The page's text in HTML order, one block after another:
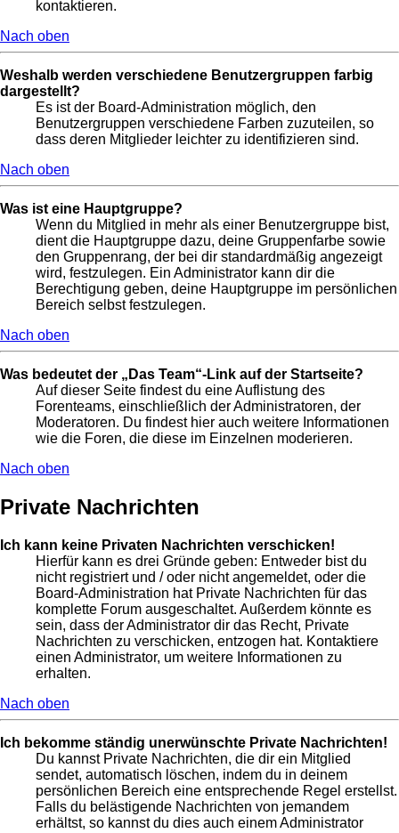
kontaktieren.
Nach oben
Weshalb werden verschiedene Benutzergruppen farbig
dargestellt?
Es ist der Board-Administration möglich, den
Benutzergruppen verschiedene Farben zuzuteilen, so
dass deren Mitglieder leichter zu identifizieren sind.
Nach oben
Was ist eine Hauptgruppe?
Wenn du Mitglied in mehr als einer Benutzergruppe bist,
dient die Hauptgruppe dazu, deine Gruppenfarbe sowie
den Gruppenrang, der bei dir standardmäßig angezeigt
wird, festzulegen. Ein Administrator kann dir die
Berechtigung geben, deine Hauptgruppe im persönlichen
Bereich selbst festzulegen.
Nach oben
Was bedeutet der „Das Team“-Link auf der Startseite?
Auf dieser Seite findest du eine Auflistung des
Forenteams, einschließlich der Administratoren, der
Moderatoren. Du findest hier auch weitere Informationen
wie die Foren, die diese im Einzelnen moderieren.
Nach oben
Private Nachrichten
Ich kann keine Privaten Nachrichten verschicken!
Hierfür kann es drei Gründe geben: Entweder bist du
nicht registriert und / oder nicht angemeldet, oder die
Board-Administration hat Private Nachrichten für das
komplette Forum ausgeschaltet. Außerdem könnte es
sein, dass der Administrator dir das Recht, Private
Nachrichten zu verschicken, entzogen hat. Kontaktiere
einen Administrator, um weitere Informationen zu
erhalten.
Nach oben
Ich bekomme ständig unerwünschte Private Nachrichten!
Du kannst Private Nachrichten, die dir ein Mitglied
sendet, automatisch löschen, indem du in deinem
persönlichen Bereich eine entsprechende Regel erstellst.
Falls du belästigende Nachrichten von jemandem
erhältst, so kannst du dies auch einem Administrator